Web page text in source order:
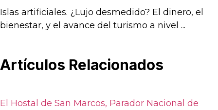
Islas artificiales. ¿Lujo desmedido? El dinero, el
bienestar, y el avance del turismo a nivel ...
Artículos Relacionados
El Hostal de San Marcos, Parador Nacional de